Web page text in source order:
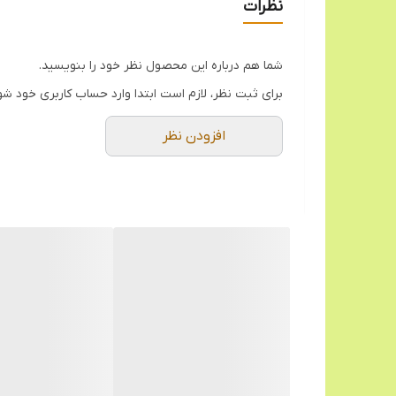
نظرات
شما هم درباره این محصول نظر خود را بنویسید.
برای ثبت نظر، لازم است ابتدا وارد حساب کاربری خود
افزودن نظر